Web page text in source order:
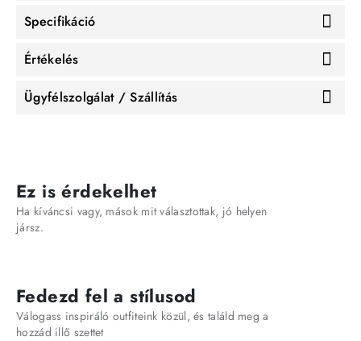
Specifikáció
Értékelés
Ügyfélszolgálat / Szállítás
Ez is érdekelhet
Ha kíváncsi vagy, mások mit választottak, jó helyen
jársz.
Fedezd fel a stílusod
Válogass inspiráló outfiteink közül, és találd meg a
hozzád illő szettet